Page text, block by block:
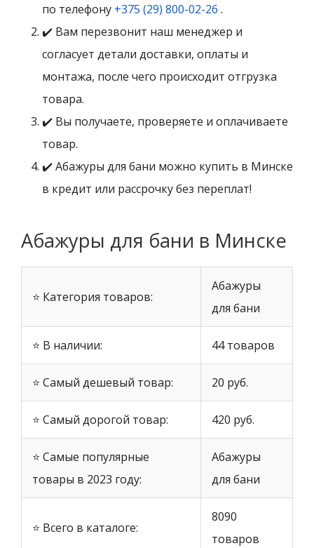
по телефону +375 (29) 800-02-26 .
✔️ Вам перезвонит наш менеджер и
согласует детали доставки, оплаты и
монтажа, после чего происходит отгрузка
товара.
✔️ Вы получаете, проверяете и оплачиваете
товар.
✔️ Абажуры для бани можно купить в Минске
в кредит или рассрочку без переплат!
Абажуры для бани в Минске
⭐ Категория товаров:
Абажуры
для бани
⭐ В наличии: 44 товаров
⭐ Самый дешевый товар: 20 руб.
⭐ Самый дорогой товар: 420 руб.
⭐ Самые популярные
товары в 2023 году:
Абажуры
для бани
⭐ Всего в каталоге:
8090
товаров